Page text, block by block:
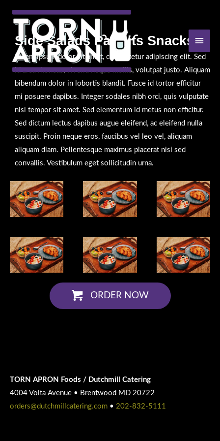
Side Salads Parfaits Snacks
Lorem ipsum dolor sit amet, consectetur adipiscing elit. Sed
id arcu rhoncus, viverra neque mollis, volutpat justo. Aliquam
bibendum dolor in lobortis blandit. Fusce id tortor efficitur
mi posuere dapibus. Integer sodales nibh orci, quis vulputate
nisl tempor sit amet. Sed elementum id metus non efficitur.
Sed dictum lectus dapibus augue eleifend, ac eleifend nulla
suscipit. Proin neque eros, faucibus vel leo vel, aliquam
aliquam diam. Pellentesque maximus placerat nisi sed
convallis. Vestibulum eget sollicitudin urna.
ORDER NOW
TORN APRON Foods / Dutchmill Catering
4004 Volta Avenue • Brentwood MD 20722
orders@dutchmillcatering.com • 202-832-5111